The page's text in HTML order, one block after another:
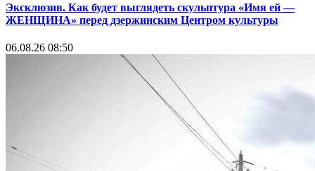
Эксклюзив. Как будет выглядеть скульптура «Имя ей —
ЖЕНЩИНА» перед дзержинским Центром культуры
06.08.26 08:50